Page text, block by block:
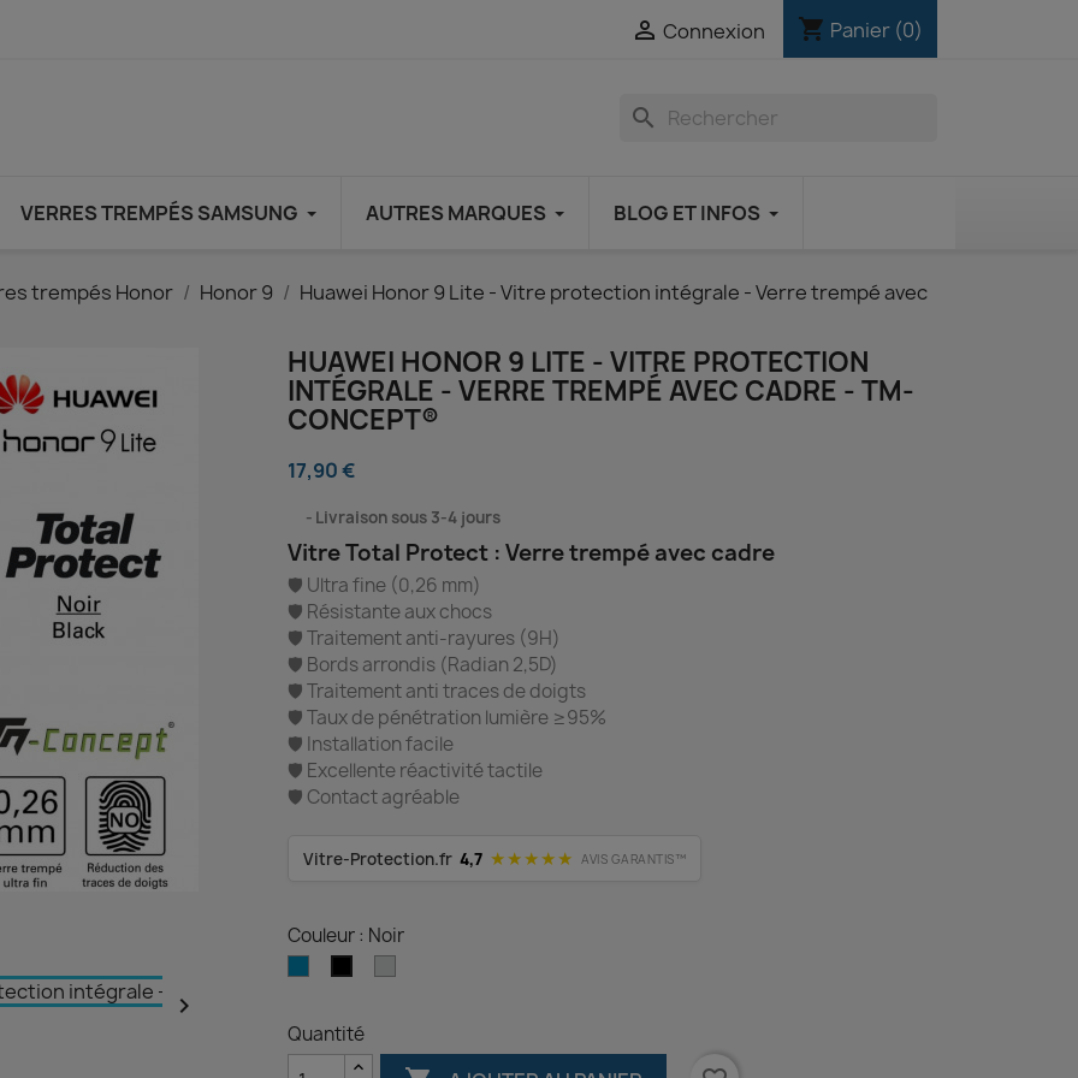
 Connexion shopping_cart Panier (0)
search
VERRES TREMPÉS SAMSUNG AUTRES MARQUES BLOG ET INFOS
trempés Honor Honor 9 Huawei Honor 9 Lite - Vitre protection intégrale - Verre trempé avec

HUAWEI HONOR 9 LITE - VITRE PROTECTION
INTÉGRALE - VERRE TREMPÉ AVEC CADRE - TM-
CONCEPT®
17,90 €
Livraison sous 3-4 jours
Vitre Total Protect : Verre trempé avec cadre
🛡️ Ultra fine (0,26 mm)
🛡️ Résistante aux chocs
🛡️ Traitement anti-rayures (9H)
🛡️ Bords arrondis (Radian 2,5D)
🛡️ Traitement anti traces de doigts
🛡️ Taux de pénétration lumière ≥95%
🛡️ Installation facile
🛡️ Excellente réactivité tactile
🛡️ Contact agréable
Vitre-Protection.fr 4,7 ★★★★★ AVIS GARANTIS™
Couleur : Noir
Quantité